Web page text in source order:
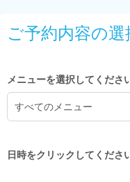
ご予約内容の選
メニューを選択してくださ
すべてのメニュー
日時をクリックしてくださ